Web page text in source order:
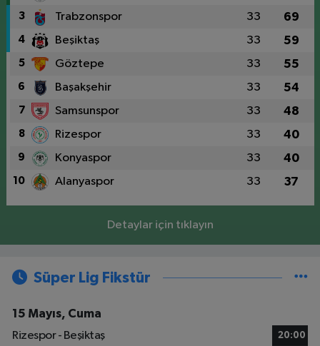
3 Trabzonspor 33 69
4 Beşiktaş 33 59
5 Göztepe 33 55
6 Başakşehir 33 54
7 Samsunspor 33 48
8 Rizespor 33 40
9 Konyaspor 33 40
10 Alanyaspor 33 37
Detaylar için tıklayın
Süper Lig Fikstür
15 Mayıs, Cuma
Rizespor - Beşiktaş
20:00